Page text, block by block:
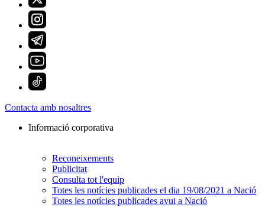
Contacta amb nosaltres
Informació corporativa
Reconeixements
Publicitat
Consulta tot l'equip
Totes les notícies publicades el dia 19/08/2021 a Nació
Totes les notícies publicades avui a Nació